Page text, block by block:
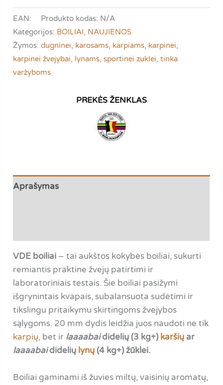
EAN: Produkto kodas: N/A
Kategorijos: BOILIAI, NAUJIENOS
Žymos:dugninei, karosams, karpiams, karpinei,
karpinei žvejybai, lynams,sportinei zuklei,tinka
varžyboms
Aprašymas
VDE boiliai – tai aukštos kokybės boiliai, sukurti
remiantis praktine žvejų patirtimi ir
laboratoriniais testais. Šie boiliai pasižymi
išgrynintais kvapais, subalansuota sudėtimi ir
tikslingu pritaikymu skirtingoms žvejybos
sąlygoms. 20 mm dydis leidžia juos naudoti ne tik
karpių, bet ir laaaabaididelių (3 kg+) karšių ar
laaaabaididelių lynų (4 kg+) žūklei.
Boiliai gaminami iš žuvies miltų, vaisinių aromatų,